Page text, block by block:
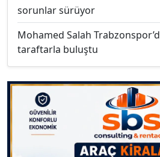
sorunlar sürüyor
Mohamed Salah
taraftarla buluştu